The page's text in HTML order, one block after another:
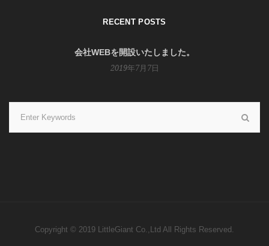
RECENT POSTS
会社WEBを開設いたしました。
2019年7月7日
Copyright © 2019 LittleGiant Co.,Ltd All Rights Reserved.